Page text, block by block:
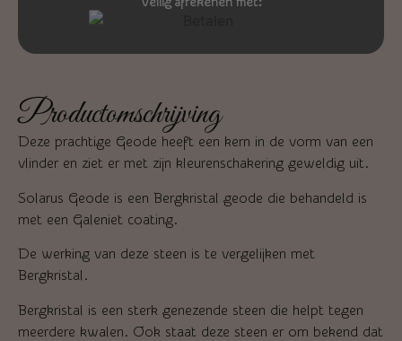
Productomschrijving
Deze prachtige Geode heeft een kern in de vorm van een
vlinder en ziet er met zijn kleurenschakering geweldig uit.
Solarus Geode is een Bergkristal geode die behandeld is
met een Galeniet coating.
De werking van deze steen is te vergelijken met
Bergkristal.
Bergkristal is een sterk genezende steen die helpt tegen
meerdere kwalen. Ook staat deze steen er om bekend dat